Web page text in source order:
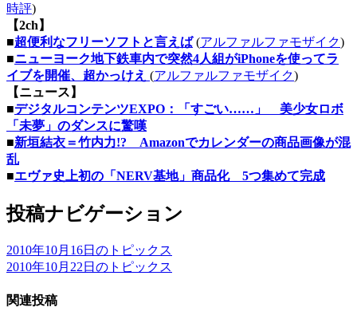
時評)
【2ch】
■超便利なフリーソフトと言えば(アルファルファモザイク)
■ニューヨーク地下鉄車内で突然4人組がiPhoneを使ってラ
イブを開催、超かっけえ (アルファルファモザイク)
【ニュース】
■デジタルコンテンツEXPO：「すごい……」 美少女ロボ
「未夢」のダンスに驚嘆
■新垣結衣＝竹内力!? Amazonでカレンダーの商品画像が混
乱
■エヴァ史上初の「NERV基地」商品化 5つ集めて完成
投稿ナビゲーション
2010年10月16日のトピックス
2010年10月22日のトピックス
関連投稿